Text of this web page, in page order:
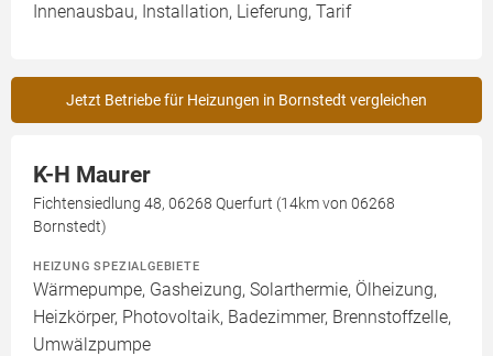
Innenausbau, Installation, Lieferung, Tarif
Jetzt Betriebe für Heizungen in Bornstedt vergleichen
K-H Maurer
Fichtensiedlung 48, 06268 Querfurt (14km von 06268
Bornstedt)
HEIZUNG SPEZIALGEBIETE
Wärmepumpe, Gasheizung, Solarthermie, Ölheizung,
Heizkörper, Photovoltaik, Badezimmer, Brennstoffzelle,
Umwälzpumpe